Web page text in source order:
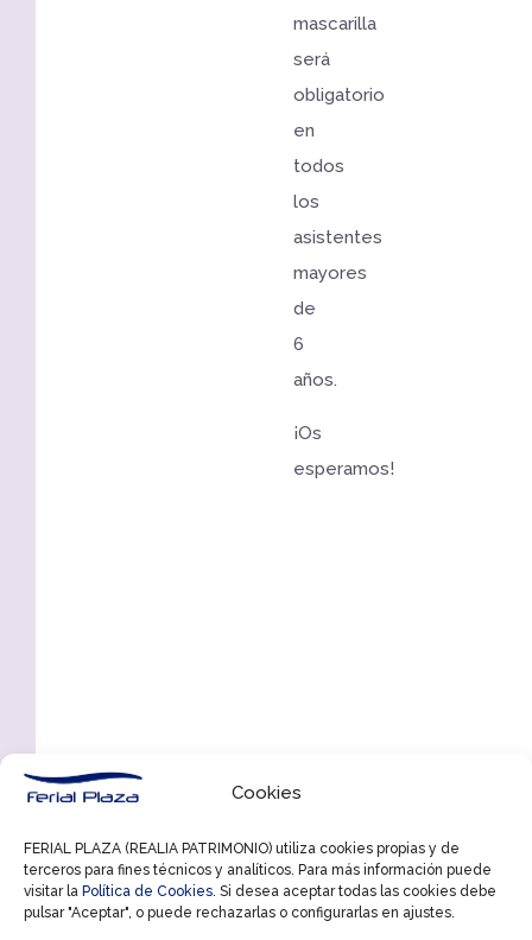
Cookies
FERIAL PLAZA (REALIA PATRIMONIO) utiliza cookies propias y de
terceros para fines técnicos y analíticos. Para más información puede
visitar la Política de Cookies. Si desea aceptar todas las cookies debe
pulsar "Aceptar", o puede rechazarlas o configurarlas en ajustes.
mascarilla
será
obligatorio
en
todos
los
asistentes
mayores
de
6
años.
¡Os
esperamos!